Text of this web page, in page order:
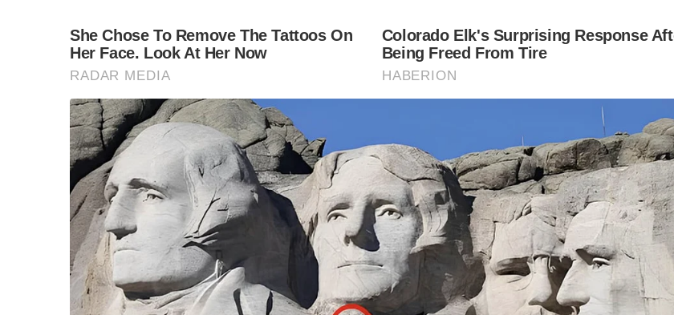
“จุดเด่นของผม น่าจะเป็นเรื่องที่มีอายุน้อย และงานของกรุงเทพมหานคร เป็นเรื่องจุกจิกและซับซ้อน รวม
จริงไป เจอกับปัญหาและแก้กับคนที่เขาทำงานจริงไม่ได้
นอกจากนี้ เป็นเรื่องของประสบการณ์ ถึงแม้ว่าผมจะอายุน้อย แต่ก็ผ่านประสบการณ์ทางการเมืองมาทั้งใน
ระดับชาติ เป็นส.ส.เขต หรือรองผู้ว่าฯ แต่มีหลายอย่างที่ตอนเป็นรองผู้ว่าไม่สามารถทำได้ เพราะไม่ได้รับ
มอบหมายให้ดำเนินการ จึงอยากขอโอกาสเข้ามาทำงานให้คนกรุงเทพอีกครั้ง”นายสกลธีกล่าว